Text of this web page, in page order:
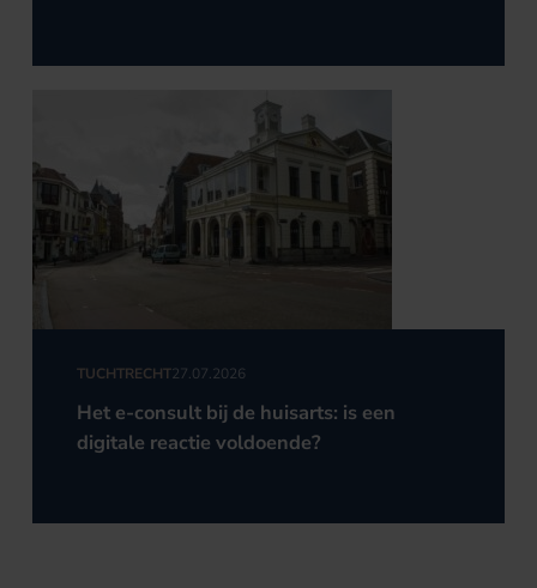
TUCHTRECHT27.07.2026
Het e-consult bij de huisarts: is een
digitale reactie voldoende?